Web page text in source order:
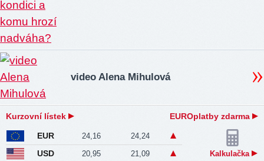
video Alena Mihulová
Kurzovní lístek EUROplatby zdarma
EUR 24,16 24,24
USD 20,95 21,09 Kalkulačka